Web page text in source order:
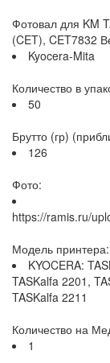
Фотовал для KM
(CET), CET7832
Kyocera-Mita
Количество в
50
Брутто (гр)
126
Фото:
https://ramis.ru/
Модель принтера:
KYOCERA:
TASKalfa 2201,
TASKalfa 2211
Количество на
1